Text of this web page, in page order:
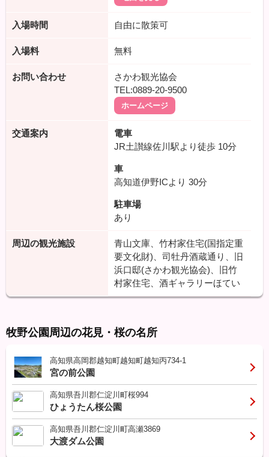
入場時間 自由に散策可
入場料 無料
お問い合わせ
さかわ観光協会
TEL:0889-20-9500
ホームページ
交通案内
電車
JR土讃線佐川駅より徒歩 10分
車
高知道伊野ICより 30分
駐車場
あり
周辺の観光施設
青山文庫、竹村家住宅(国指定重
要文化財)、司牡丹酒蔵通り、旧
浜口邸(さかわ観光協会)、旧竹
村家住宅、酒ギャラリーほてい
牧野公園周辺の花見・桜の名所
高知県高岡郡越知町越知町越知丙734-1
宮の前公園
高知県吾川郡仁淀川町桜994
ひょうたん桜公園
高知県吾川郡仁淀川町高瀬3869
大渡ダム公園